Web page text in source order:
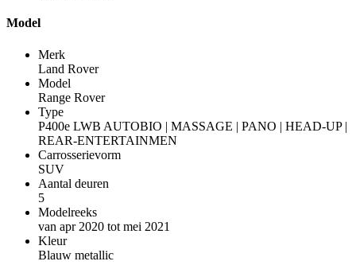
Model
Merk
Land Rover
Model
Range Rover
Type
P400e LWB AUTOBIO | MASSAGE | PANO | HEAD-UP |
REAR-ENTERTAINMEN
Carrosserievorm
SUV
Aantal deuren
5
Modelreeks
van apr 2020 tot mei 2021
Kleur
Blauw metallic